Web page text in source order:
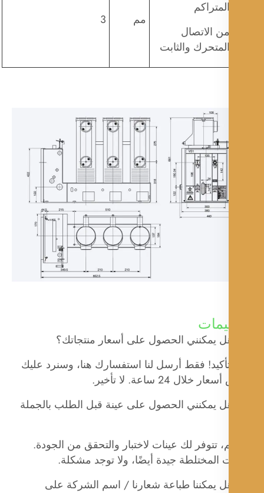
الاتصال
والثابت
3
الحصول على أسعار منتجاتك؟
فقط أرسل لنا استفسارك هنا، وسنرد عليك
خلال 24 ساعة. لا تأخير.
الحصول على عينة قبل الطلب بالجملة
تتوفر لك عينات لاختبار والتحقق من الجودة.
المختلطة جيدة أيضًا، ولا توجد مشكلة.
طباعة شعارنا / اسم الشركة على